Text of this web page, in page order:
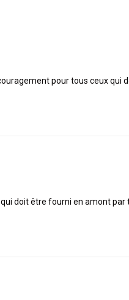
pour tous ceux qui
doit être fourni en amont par